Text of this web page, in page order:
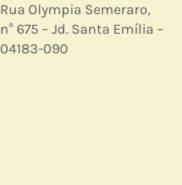
Rua Olympia Semeraro,
n° 675 – Jd. Santa Emília –
04183-090